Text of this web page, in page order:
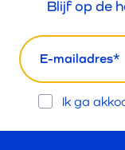
Blijf op de
email
Ik ga